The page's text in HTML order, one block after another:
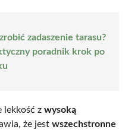
zadaszenie tarasu?
poradnik krok po
lekkość z wysoką
że jest wszechstronne